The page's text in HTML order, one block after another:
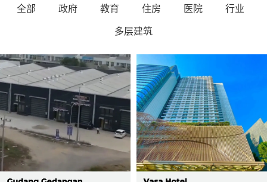
全部 政府 教育 住房 医院
行业
多层建筑